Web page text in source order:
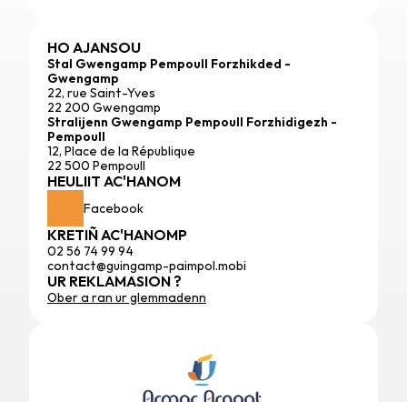
HO AJANSOU
Stal Gwengamp Pempoull Forzhikded -
Gwengamp
22, rue Saint-Yves
22 200 Gwengamp
Stralijenn Gwengamp Pempoull Forzhidigezh -
Pempoull
12, Place de la République
22 500 Pempoull
HEULIIT AC'HANOM
Facebook
KRETIÑ AC'HANOMP
02 56 74 99 94
contact@guingamp-paimpol.mobi
UR REKLAMASION ?
Ober a ran ur glemmadenn